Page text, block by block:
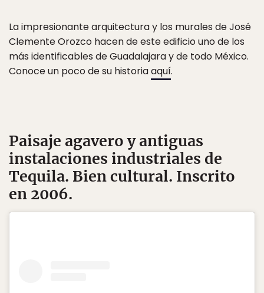
La impresionante arquitectura y los murales de José
Clemente Orozco hacen de este edificio uno de los
más identificables de Guadalajara y de todo México.
Conoce un poco de su historiaaquí.
Paisaje agavero y antiguas
instalaciones industriales de
Tequila. Bien cultural. Inscrito
en 2006.